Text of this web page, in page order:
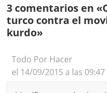
3 comentarios en «
turco contra el
kurdo»
Todo Por Hacer
el 14/09/2015 a las 09:47